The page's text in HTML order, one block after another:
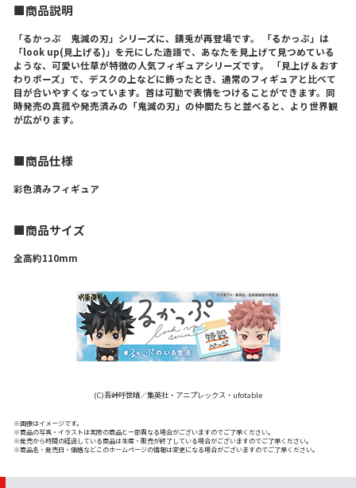
■商品説明
「るかっぷ 鬼滅の刃」シリーズに、錆兎が再登場です。 「るかっぷ」は
「look up(見上げる)」を元にした造語で、あなたを見上げて見つめている
ような、可愛い仕草が特徴の人気フィギュアシリーズです。 「見上げ＆おす
わりポーズ」で、デスクの上などに飾ったとき、通常のフィギュアと比べて
目が合いやすくなっています。首は可動で表情をつけることができます。同
時発売の真菰や発売済みの「鬼滅の刃」の仲間たちと並べると、より世界観
が広がります。
■商品仕様
彩色済みフィギュア
■商品サイズ
全高約110mm
(C)吾峠呼世晴／集英社・アニプレックス・ufotable
※画像はイメージです。
※商品の写真・イラストは実際の商品と一部異なる場合がございますのでご了承ください。
※発売から時間の経過している商品は生産・販売が終了している場合がございますのでご了承ください。
※商品名・発売日・価格などこのホームページの情報は変更になる場合がございますのでご了承ください。